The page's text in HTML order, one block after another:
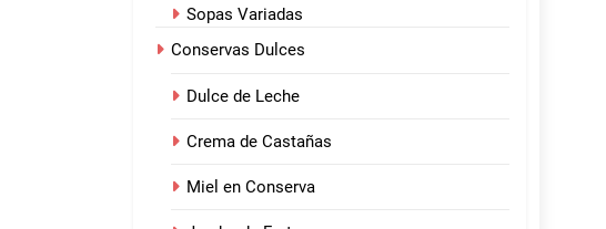
Sopas Variadas
Conservas Dulces
Dulce de Leche
Crema de Castañas
Miel en Conserva